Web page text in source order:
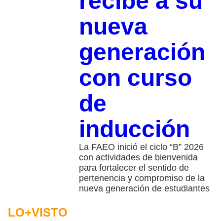
nueva
generación
con curso
de
inducción
La FAEO inició el ciclo “B” 2026
con actividades de bienvenida
para fortalecer el sentido de
pertenencia y compromiso de la
nueva generación de estudiantes
LO+VISTO